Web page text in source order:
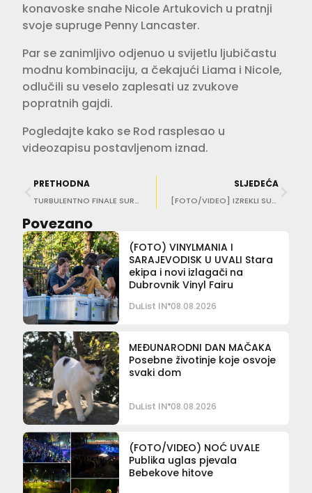
konavoske snahe Nicole Artukovich u pratnji
svoje supruge Penny Lancaster.
Par se zanimljivo odjenuo u svijetlu ljubičastu
modnu kombinaciju, a čekajući Liama i Nicole,
odlučili su veselo zaplesati uz zvukove
popratnih gajdi.
Pogledajte kako se Rod rasplesao u
videozapisu postavljenom iznad.
PRETHODNA
TURBULENTNO FINALE SURVIVORA Mihaela osvojila drugo mjesto, Luka joj poručio: ‘Velik si čovjek’
SLJEDEĆA
[FOTO/VIDEO] IZREKLI SUDBONOSNO ‘DA’! Sin Roda Stewarta oženio Konavoku Nicole Artukovich
Povezano
(FOTO) VINYLMANIA I
SARAJEVODISK U UVALI Stara
ekipa i novi izlagači na
Dubrovnik Vinyl Fairu
DuList IN 08.08.2026
MEĐUNARODNI DAN MAČAKA
Posebne životinje koje osvoje
svaki dom
DuList IN 08.08.2026
(FOTO/VIDEO) NOĆ UVALE
Publika uglas pjevala
Bebekove hitove